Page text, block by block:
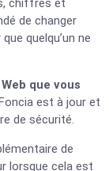
chiffres et
de changer
quelqu’un ne
que vous
est à jour et
de sécurité.
de
lorsque cela est